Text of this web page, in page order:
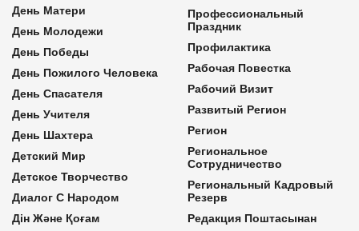
День Матери
День Молодежи
День Победы
День Пожилого Человека
День Спасателя
День Учителя
День Шахтера
Детский Мир
Детское Творчество
Диалог С Народом
Дін Және Қоғам
Профессиональный
Праздник
Профилактика
Рабочая Повестка
Рабочий Визит
Развитый Регион
Регион
Региональное
Сотрудничество
Региональный Кадровый
Резерв
Редакция Поштасынан